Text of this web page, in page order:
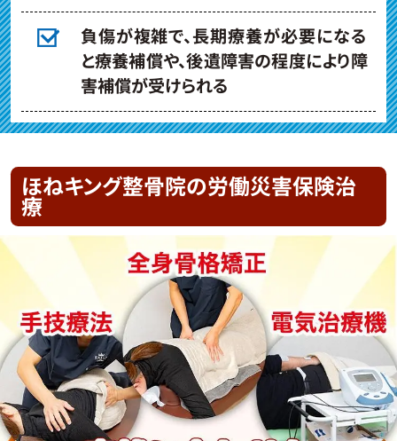
負傷が複雑で、長期療養が必要になる
と療養補償や、後遺障害の程度により障
害補償が受けられる
ほねキング整骨院の労働災害保険治
療